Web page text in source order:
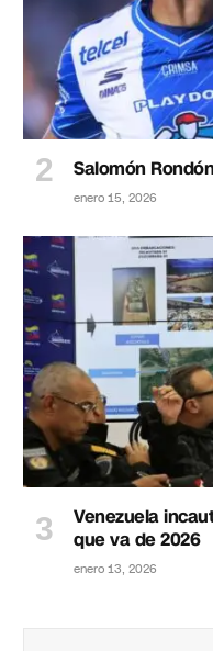
Salomón
enero 15, 2026
Venezuela
que va de 2026
enero 13, 2026